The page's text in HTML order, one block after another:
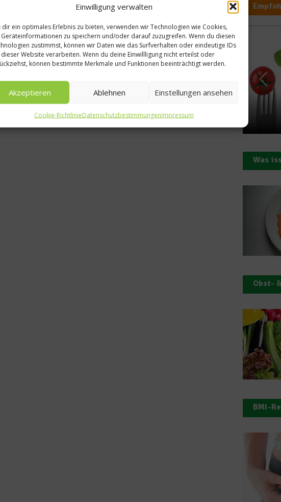
Einwilligung verwalten
dir ein optimales Erlebnis zu bieten, verwenden wir Technologien wie Cookies,
Geräteinformationen zu speichern und/oder darauf zuzugreifen. Wenn du diesen
zustimmst, können wir Daten wie das Surfverhalten oder eindeutige IDs
dieser Website verarbeiten. Wenn du deine Einwillligung nicht erteilst oder
können bestimmte Merkmale und Funktionen beeinträchtigt werden.
Akzeptieren Ablehnen Einstellungen ansehen
Cookie-RichtlinieDatenschutzbestimmungenImpressum
Ratgeber Gesundheit
Ausgewogene
Ernährung – wie
einfach das geht
Was
Obst-
BMI-